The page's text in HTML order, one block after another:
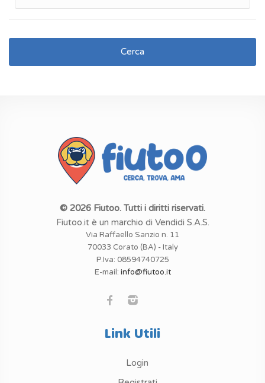
Cerca
© 2026 Fiutoo. Tutti i diritti riservati.
Fiutoo.it è un marchio di Vendidi S.A.S.
Via Raffaello Sanzio n. 11
70033 Corato (BA) - Italy
P.Iva: 08594740725
E-mail: info@fiutoo.it
Link Utili
Login